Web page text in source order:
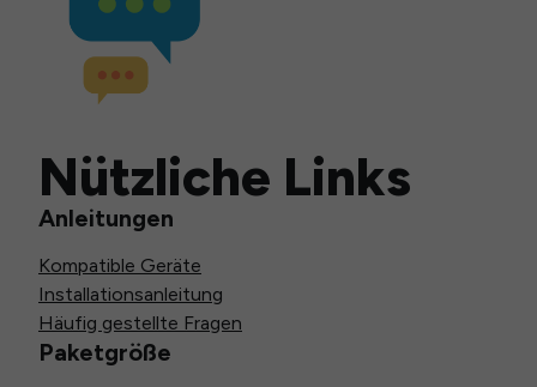
Nützliche Links
Anleitungen
Kompatible Geräte
Installationsanleitung
Häufig gestellte Fragen
Paketgröße